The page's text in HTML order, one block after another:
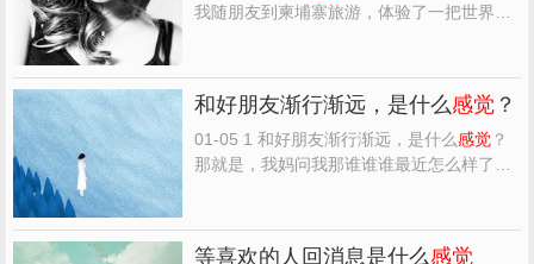
我随朋友到柬埔寨旅游，体验了一把世界上
火车，始于20世纪80年代早期，当时战乱结
束，百废待兴...
和好朋友渐行渐远，是什么感觉？
01-05 1 和好朋友渐行渐远，是什么感觉？
那就是，我妈问我那谁谁谁最近怎么样了，
等喜欢的人回消息是什么感觉